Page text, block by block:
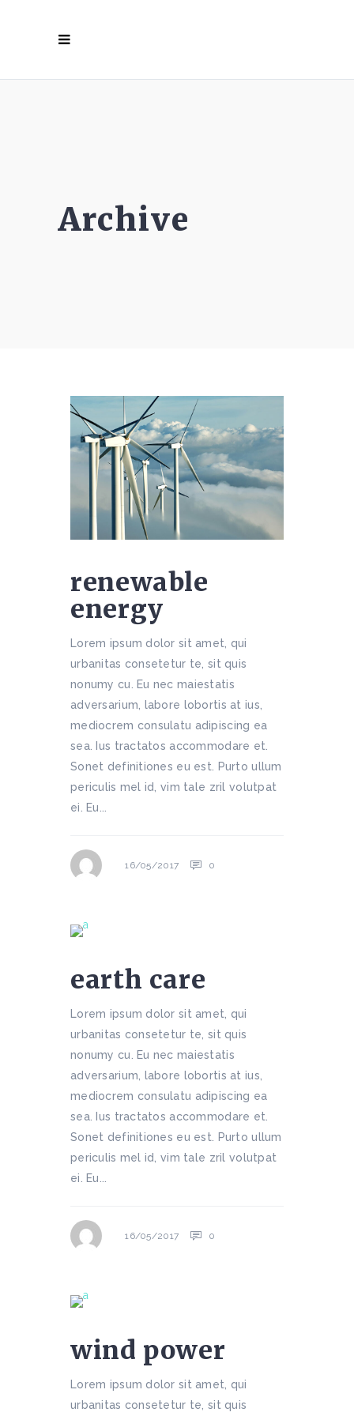
Archive
renewable
energy
Lorem ipsum dolor sit amet, qui
urbanitas consetetur te, sit quis
nonumy cu. Eu nec maiestatis
adversarium, labore lobortis at ius,
mediocrem consulatu adipiscing ea
sea. Ius tractatos accommodare et.
Sonet definitiones eu est. Purto ullum
periculis mel id, vim tale zril volutpat
ei. Eu...
16/05/2017 0
earth care
Lorem ipsum dolor sit amet, qui
urbanitas consetetur te, sit quis
nonumy cu. Eu nec maiestatis
adversarium, labore lobortis at ius,
mediocrem consulatu adipiscing ea
sea. Ius tractatos accommodare et.
Sonet definitiones eu est. Purto ullum
periculis mel id, vim tale zril volutpat
ei. Eu...
16/05/2017 0
wind power
Lorem ipsum dolor sit amet, qui
urbanitas consetetur te, sit quis